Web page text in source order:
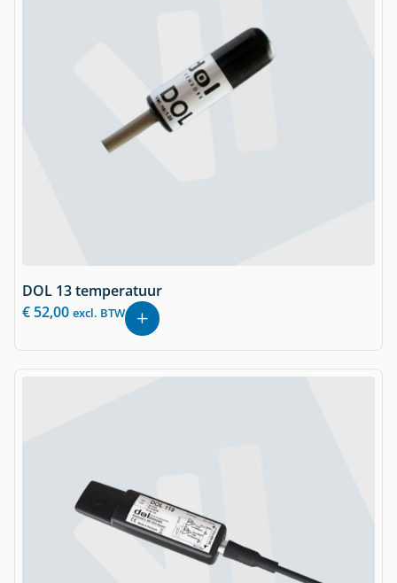
DOL 13 temperatuur
€52,00 excl. BTW